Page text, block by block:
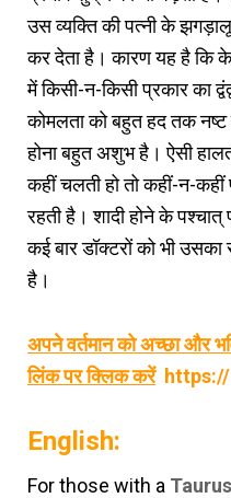
उस व्यक्ति की पत्नी के
कर देता है। कारण यह है कि
में किसी-न-किसी प्रकार का
कोमलता को बहुत हद तक
होना बहुत अशुभ है। ऐसी
कहीं चलती हो तो कहीं-न-
रहती है। शादी होने के पश्चात्
कई बार डॉक्टरों को भी
है।
अपने वर्तमान को अच्छा और
लिंक पर क्लिक करें https://
English:
For those with a